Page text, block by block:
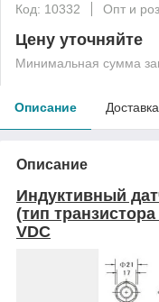
Код: 10332
Опт и
Цену уточняйте
Минимальная сумма
Описание Доставка
Описание
Индуктивный
(тип
VDC